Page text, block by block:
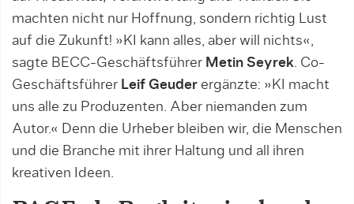
machten nicht nur Hoffnung, sondern richtig Lust
auf die Zukunft! »KI kann alles, aber will nichts«,
sagte BECC-Geschäftsführer Metin Seyrek. Co-
Geschäftsführer Leif Geuder ergänzte: »KI macht
uns alle zu Produzenten. Aber niemanden zum
Autor.« Denn die Urheber bleiben wir, die Menschen
und die Branche mit ihrer Haltung und all ihren
kreativen Ideen.